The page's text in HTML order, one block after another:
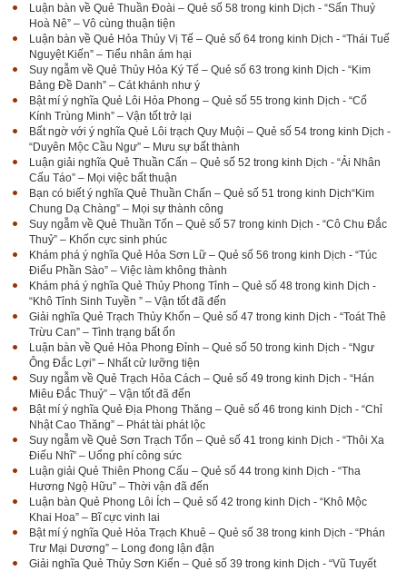
Luận bàn về Quẻ Thuần Đoài – Quẻ số 58 trong kinh Dịch - “Sấn Thuỷ
Hoà Nê” – Vô cùng thuận tiện
Luận bàn về Quẻ Hỏa Thủy Vị Tế – Quẻ số 64 trong kinh Dịch - “Thái Tuế
Nguyệt Kiến” – Tiểu nhân ám hại
Suy ngẫm về Quẻ Thủy Hỏa Ký Tế – Quẻ số 63 trong kinh Dịch - “Kim
Bảng Đề Danh” – Cát khánh như ý
Bật mí ý nghĩa Quẻ Lôi Hỏa Phong – Quẻ số 55 trong kinh Dịch - “Cổ
Kính Trùng Minh” – Vận tốt trở lại
Bất ngờ với ý nghĩa Quẻ Lôi trạch Quy Muội – Quẻ số 54 trong kinh Dịch -
“Duyên Mộc Cầu Ngư” – Mưu sự bất thành
Luận giải nghĩa Quẻ Thuần Cấn – Quẻ số 52 trong kinh Dịch - “Ải Nhân
Cấu Táo” – Mọi việc bất thuận
Bạn có biết ý nghĩa Quẻ Thuần Chấn – Quẻ số 51 trong kinh Dịch“Kim
Chung Dạ Chàng” – Mọi sự thành công
Suy ngẫm về Quẻ Thuần Tốn – Quẻ số 57 trong kinh Dịch - “Cô Chu Đắc
Thuỷ” – Khốn cực sinh phúc
Khám phá ý nghĩa Quẻ Hỏa Sơn Lữ – Quẻ số 56 trong kinh Dịch - “Túc
Điểu Phần Sào” – Việc làm không thành
Khám phá ý nghĩa Quẻ Thủy Phong Tỉnh – Quẻ số 48 trong kinh Dịch -
“Khô Tỉnh Sinh Tuyền ” – Vận tốt đã đến
Giải nghĩa Quẻ Trạch Thủy Khốn – Quẻ số 47 trong kinh Dịch - “Toát Thê
Trừu Can” – Tình trạng bất ổn
Luận bàn về Quẻ Hỏa Phong Đỉnh – Quẻ số 50 trong kinh Dịch - “Ngư
Ông Đắc Lợi” – Nhất cử lưỡng tiện
Suy ngẫm về Quẻ Trạch Hỏa Cách – Quẻ số 49 trong kinh Dịch - “Hán
Miêu Đắc Thuỷ” – Vận tốt đã đến
Bật mí ý nghĩa Quẻ Địa Phong Thăng – Quẻ số 46 trong kinh Dịch - “Chỉ
Nhật Cao Thăng” – Phát tài phát lộc
Suy ngẫm về Quẻ Sơn Trạch Tổn – Quẻ số 41 trong kinh Dịch - “Thôi Xa
Điếu Nhĩ” – Uổng phí công sức
Luận giải Quẻ Thiên Phong Cấu – Quẻ số 44 trong kinh Dịch - “Tha
Hương Ngộ Hữu” – Thời vận đã đến
Luận bàn Quẻ Phong Lôi Ích – Quẻ số 42 trong kinh Dịch - “Khô Mộc
Khai Hoa” – Bĩ cực vinh lai
Bật mí ý nghĩa Quẻ Hỏa Trạch Khuê – Quẻ số 38 trong kinh Dịch - “Phán
Trư Mại Dương” – Long đong lận đận
Giải nghĩa Quẻ Thủy Sơn Kiển – Quẻ số 39 trong kinh Dịch - “Vũ Tuyết